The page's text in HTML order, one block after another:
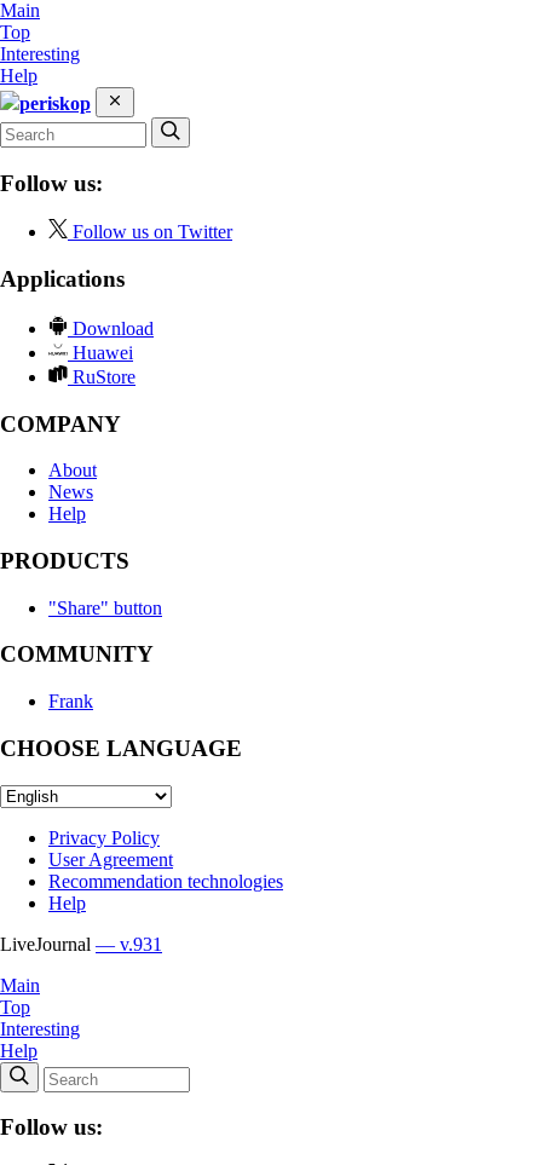
Main
Top
Interesting
Help
periskop
Follow us:
Follow us on Twitter
Applications
Download
Huawei
RuStore
COMPANY
About
News
Help
PRODUCTS
"Share" button
COMMUNITY
Frank
CHOOSE LANGUAGE
Privacy Policy
User Agreement
Recommendation technologies
Help
LiveJournal — v.931
Main
Top
Interesting
Help
Follow us: